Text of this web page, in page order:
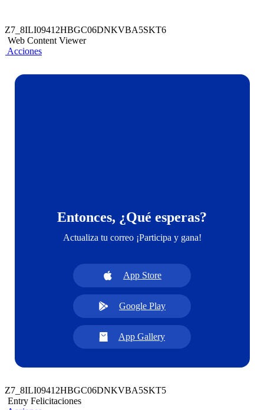
Z7_8ILI09412HBGC06DNKVBA5SKT6
Web Content Viewer
Acciones
Entonces, ¿Qué esperas?
Actualiza tu correo ¡Participa y gana!
App Store
Google Play
App Gallery
Z7_8ILI09412HBGC06DNKVBA5SKT5
Entry Felicitaciones